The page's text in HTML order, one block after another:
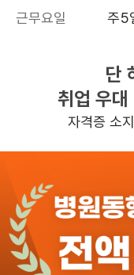
근무요일
주5
평
은
높은급여 초보가능
관심
5일전등록
반경
단
취업 우대
자격증 소